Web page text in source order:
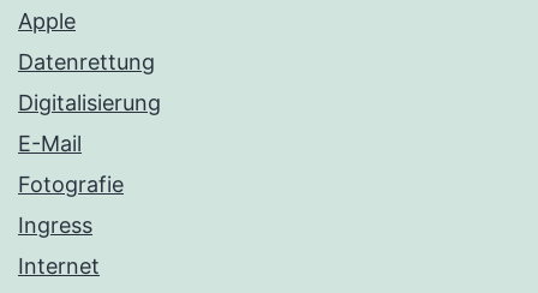
Apple
Datenrettung
Digitalisierung
E-Mail
Fotografie
Ingress
Internet